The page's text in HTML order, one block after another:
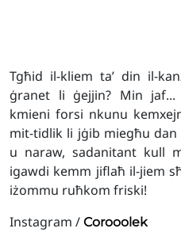
Tgħid il-kliem ta’ din il-
ġranet li ġejjin? Min
kmieni forsi nkunu
mit-tidlik li jġib miegħu dan
u naraw, sadanitant kull
igawdi kemm jiflaħ il-jiem
iżommu ruħkom friski!
Instagram / Corooolek